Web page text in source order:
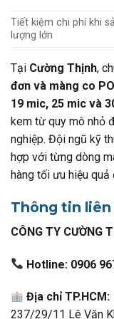
Tiết kiệm chi phí khi
lượng lớn
Tại Cường Thịnh,
đơn và màng co
19 mic, 25 mic và
kem từ quy mô nhỏ
nghiệp. Đội ngũ kỹ
hợp với từng dòng
hàng tối ưu hiệu
Thông tin liên
CÔNG TY CƯỜNG
Hotline: 0906
Địa chỉ TP.HCM:
237/29/11 Lê Văn